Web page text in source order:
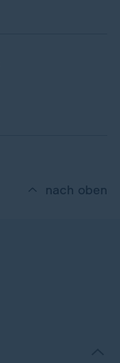
nach oben